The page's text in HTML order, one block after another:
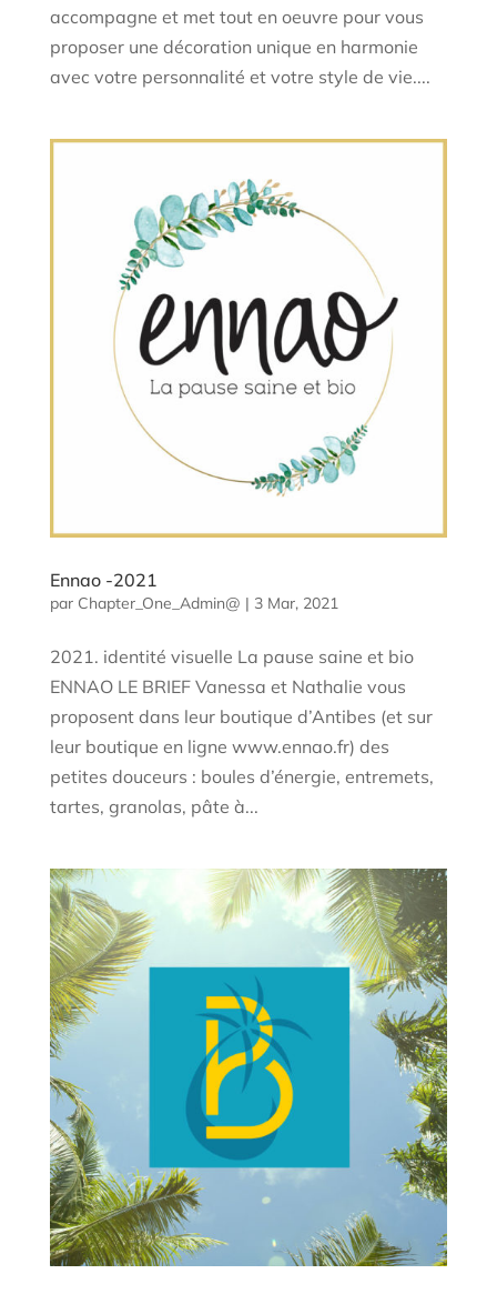
accompagne et met tout en oeuvre pour vous
proposer une décoration unique en harmonie
avec votre personnalité et votre style de vie....
Ennao -2021
par Chapter_One_Admin@ | 3 Mar, 2021
2021. identité visuelle La pause saine et bio
ENNAO LE BRIEF Vanessa et Nathalie vous
proposent dans leur boutique d’Antibes (et sur
leur boutique en ligne www.ennao.fr) des
petites douceurs : boules d’énergie, entremets,
tartes, granolas, pâte à...